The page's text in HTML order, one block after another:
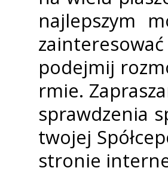
najlepszym
podejmij
firmie.
sprawdzenia
twojej
stronie